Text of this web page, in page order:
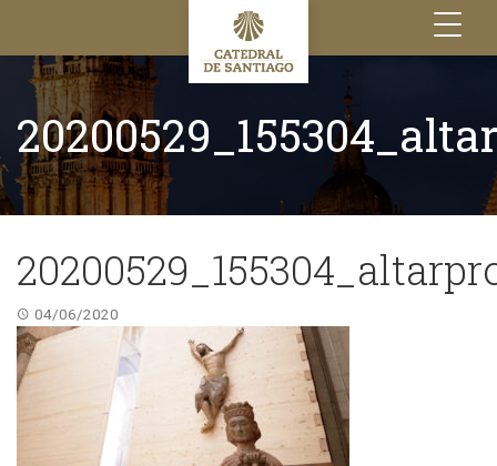
Toggle
navigation
04/06/2020